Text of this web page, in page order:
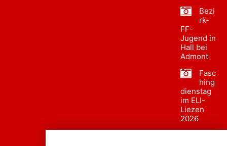
Bezi
rk-
FF-
Jugend in
Hall bei
Admont
Fasc
hing
dienstag
im ELI-
Liezen
2026